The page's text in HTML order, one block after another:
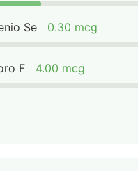
Se 0.30 mcg
F 4.00 mcg